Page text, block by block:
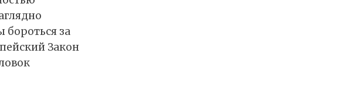
бороться за
Закон